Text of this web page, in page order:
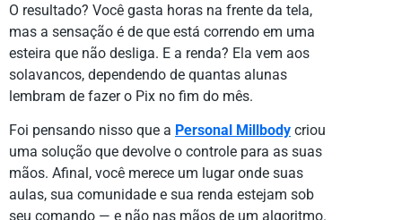
O resultado? Você gasta horas na frente da tela,
mas a sensação é de que está correndo em uma
esteira que não desliga. E a renda? Ela vem aos
solavancos, dependendo de quantas alunas
lembram de fazer o Pix no fim do mês.
Foi pensando nisso que a Personal Millbody criou
uma solução que devolve o controle para as suas
mãos. Afinal, você merece um lugar onde suas
aulas, sua comunidade e sua renda estejam sob
seu comando — e não nas mãos de um algoritmo.